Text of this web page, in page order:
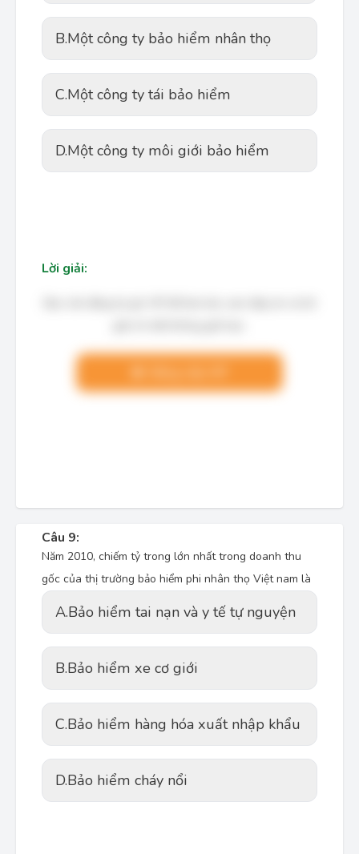
B.Một công ty bảo hiểm nhân thọ
C.Một công ty tái bảo hiểm
D.Một công ty môi giới bảo hiểm
Lời giải:
Câu 9:
Năm 2010, chiếm tỷ trong lớn nhất trong doanh thu
gốc của thị trường bảo hiểm phi nhân thọ Việt nam là
A.Bảo hiểm tai nạn và y tế tự nguyện
B.Bảo hiểm xe cơ giới
C.Bảo hiểm hàng hóa xuất nhập khẩu
D.Bảo hiểm cháy nổi